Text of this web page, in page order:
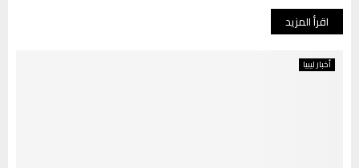
اقرأ المزيد
أخبار ليبيا